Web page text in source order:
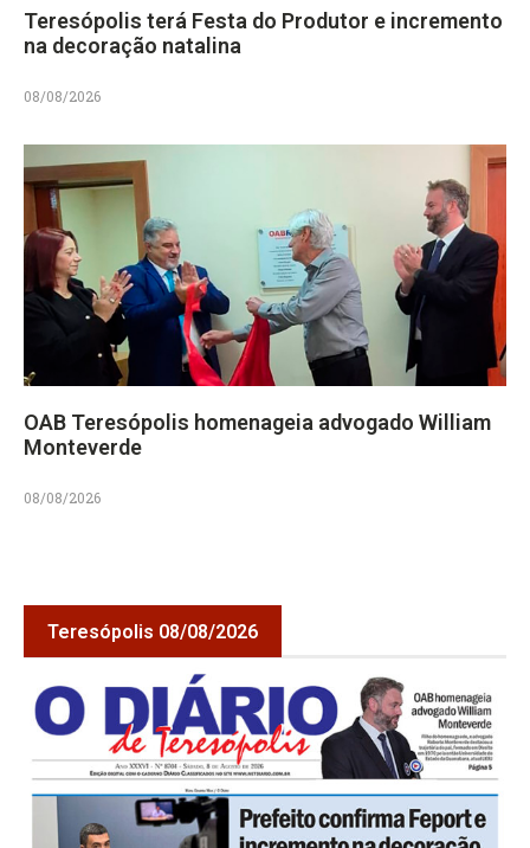
Teresópolis terá Festa do Produtor e incremento
na decoração natalina
08/08/2026
OAB Teresópolis homenageia advogado William
Monteverde
08/08/2026
Teresópolis 08/08/2026